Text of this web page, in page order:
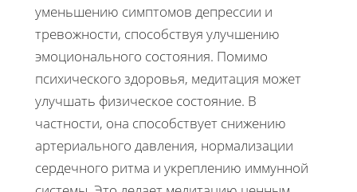
уменьшению симптомов депрессии и
тревожности, способствуя улучшению
эмоционального состояния. Помимо
психического здоровья, медитация может
улучшать физическое состояние. В
частности, она способствует снижению
артериального давления, нормализации
сердечного ритма и укреплению иммунной